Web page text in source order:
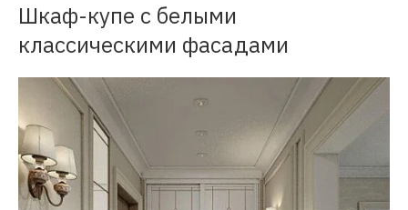
Шкаф-купе с белыми
классическими фасадами